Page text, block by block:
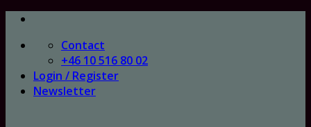
Skip
content
Contact
+46 10 516 80 02
Login / Register
Newsletter